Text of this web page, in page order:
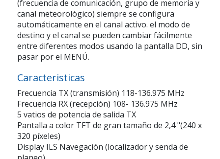
(frecuencia de comunicación, grupo de memoria y
canal meteorológico) siempre se configura
automáticamente en el canal activo. el modo de
destino y el canal se pueden cambiar fácilmente
entre diferentes modos usando la pantalla DD, sin
pasar por el MENÚ.
Caracteristicas
Frecuencia TX (transmisión) 118-136.975 MHz
Frecuencia RX (recepción) 108- 136.975 MHz
5 vatios de potencia de salida TX
Pantalla a color TFT de gran tamaño de 2,4 "(240 x
320 píxeles)
Display ILS Navegación (localizador y senda de